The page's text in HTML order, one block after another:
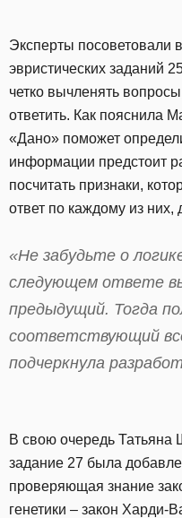
Эксперты посоветовали
эвристических заданий
четко вычленять
ответить. Как пояснила
«Дано» поможет
информации предстоит
посчитать признаки,
ответ по каждому из них,
«Не забудьте о
следующем ответе
предыдущий. Тогда
соответствующий
подчеркнула
В свою очередь Татьяна
задание 27 была
проверяющая знание
генетики – закон Харди-